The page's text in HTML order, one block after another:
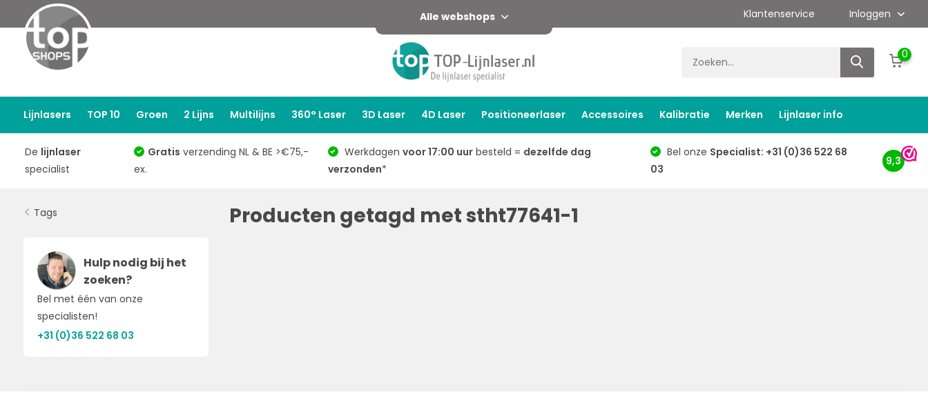
Alle webshops Klantenservice Inloggen
0
Lijnlasers TOP 10 Groen 2 Lijns Multilijns 360° Laser 3D Laser 4D Laser Positioneerlaser Accessoires Kalibratie Merken Lijnlaser info
De lijnlaser
specialist
Gratis verzending NL & BE >€75,-
ex.
Werkdagen voor 17:00 uurbesteld = dezelfde dag
verzonden*
Bel onze Specialist: +31 (0)36 522 68
03
9,3
Tags
Hulp nodig bij het
zoeken?
Bel met één van onze
specialisten!
+31 (0)36 522 68 03
Producten getagd met stht77641-1